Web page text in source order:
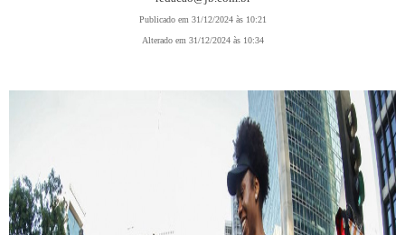
Publicado em 31/12/2024 às 10:21
Alterado em 31/12/2024 às 10:34